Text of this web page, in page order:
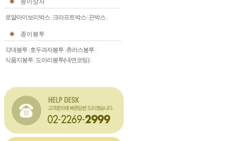
로얄아이보리박스 크라프트박스 끈박스
종이봉투
각대봉투 호두과자봉투 츄러스봉투
식품지봉투 도아리봉투(내면코팅)|